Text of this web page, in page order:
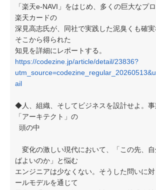
「楽天e-NAVI」をはじめ、多くの巨大なプ
楽天カードの
深見高志氏が、同社で実践した泥臭くも確実
そこから得られた
知見を詳細にレポートする。
https://codezine.jp/article/detail/23836?
ail
◆人、組織、そしてビジネスを設計せよ。事
「アーキテクト」の
頭の中
変化の激しい現代において、「この先、
ばよいのか」と悩む
エンジニアは少なくない。そうした問いに
ールモデルを通じて